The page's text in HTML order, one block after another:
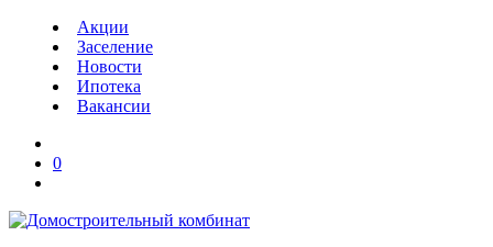
Акции
Заселение
Новости
Ипотека
Вакансии
0